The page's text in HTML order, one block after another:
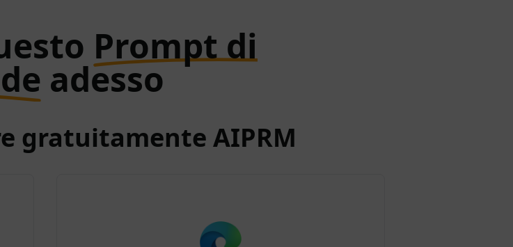
Prompt di
adesso
gratuitamente AIPRM